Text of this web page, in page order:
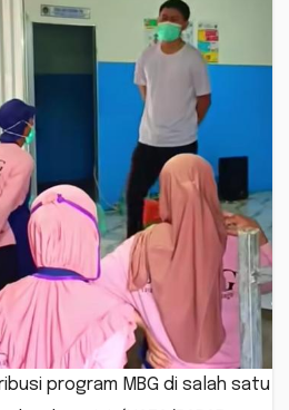
program MBG di salah satu